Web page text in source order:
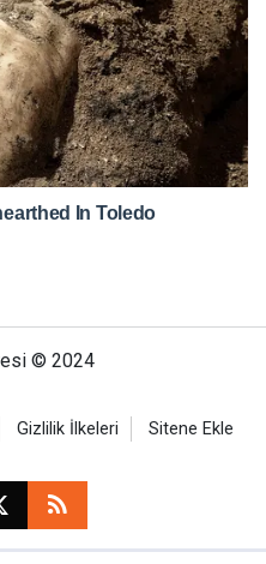
© 2024
Gizlilik İlkeleri Sitene Ekle